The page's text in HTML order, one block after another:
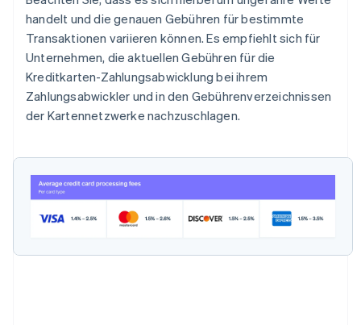
handelt und die genauen Gebühren für bestimmte
Transaktionen variieren können. Es empfiehlt sich für
Unternehmen, die aktuellen Gebühren für die
Kreditkarten-Zahlungsabwicklung bei ihrem
Zahlungsabwickler und in den Gebührenverzeichnissen
der Kartennetzwerke nachzuschlagen.